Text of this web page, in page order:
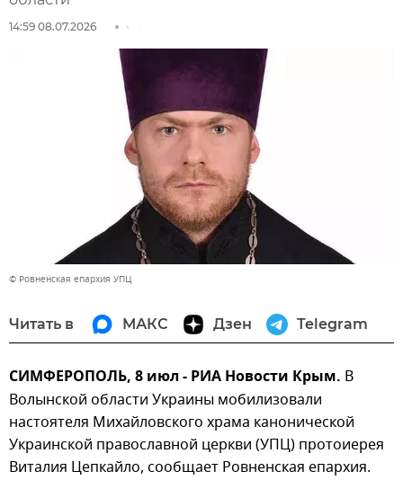
14:59 08.07.2026
© Ровненская епархия УПЦ
Читать в МАКС Дзен Telegram
СИМФЕРОПОЛЬ, 8 июл - РИА Новости Крым. В
Волынской области Украины мобилизовали
настоятеля Михайловского храма канонической
Украинской православной церкви (УПЦ) протоиерея
Виталия Цепкайло, сообщает Ровненская епархия.